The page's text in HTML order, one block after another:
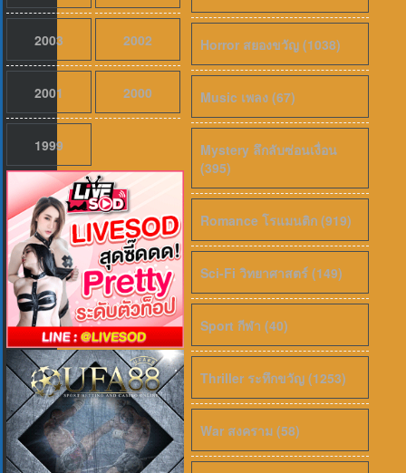
2003 2002
2001 2000
1999
Horror สยองขวัญ (1038)
Music เพลง (67)
Mystery ลึกลับซ่อนเงื่อน
(395)
Romance โรแมนติก (919)
Sci-Fi วิทยาศาสตร์ (149)
Sport กีฬา (40)
Thriller ระทึกขวัญ (1253)
War สงคราม (58)